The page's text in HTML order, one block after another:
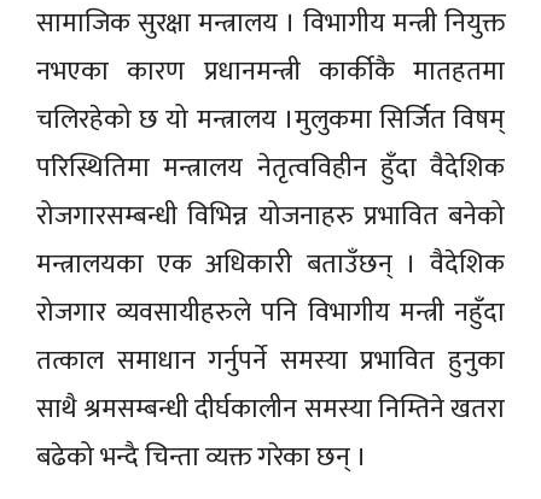
सामाजिक सुरक्षा मन्त्रालय । विभागीय मन्त्री नियुक्त
नभएका कारण प्रधानमन्त्री कार्कीकै मातहतमा
चलिरहेको छ यो मन्त्रालय ।मुलुकमा सिर्जित विषम्
परिस्थितिमा मन्त्रालय नेतृत्वविहीन हुँदा वैदेशिक
रोजगारसम्बन्धी विभिन्न योजनाहरु प्रभावित बनेको
मन्त्रालयका एक अधिकारी बताउँछन् । वैदेशिक
रोजगार व्यवसायीहरुले पनि विभागीय मन्त्री नहुँदा
तत्काल समाधान गर्नुपर्ने समस्या प्रभावित हुनुका
साथै श्रमसम्बन्धी दीर्घकालीन समस्या निम्तिने खतरा
बढेको भन्दै चिन्ता व्यक्त गरेका छन् ।